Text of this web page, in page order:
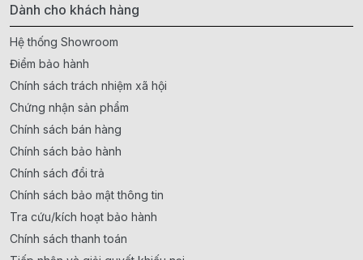
Dành cho khách hàng
Hệ thống Showroom
Điểm bảo hành
Chính sách trách nhiệm xã hội
Chứng nhận sản phẩm
Chính sách bán hàng
Chính sách bảo hành
Chính sách đổi trả
Chính sách bảo mật thông tin
Tra cứu/kích hoạt bảo hành
Chính sách thanh toán